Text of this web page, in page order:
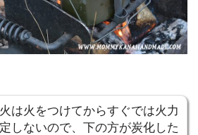
は火をつけてからすぐでは火力
しないので、下の方が炭化した